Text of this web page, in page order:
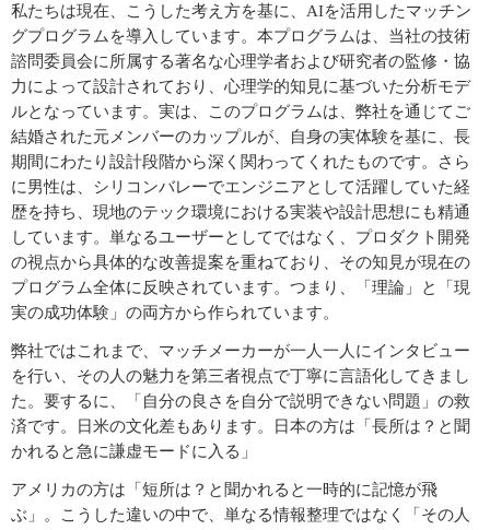
私たちは現在、こうした考え方を基に、AIを活用したマッチン
グプログラムを導入しています。本プログラムは、当社の技術
諮問委員会に所属する著名な心理学者および研究者の監修・協
力によって設計されており、心理学的知見に基づいた分析モデ
ルとなっています。実は、このプログラムは、弊社を通じてご
結婚された元メンバーのカップルが、自身の実体験を基に、長
期間にわたり設計段階から深く関わってくれたものです。さら
に男性は、シリコンバレーでエンジニアとして活躍していた経
歴を持ち、現地のテック環境における実装や設計思想にも精通
しています。単なるユーザーとしてではなく、プロダクト開発
の視点から具体的な改善提案を重ねており、その知見が現在の
プログラム全体に反映されています。つまり、「理論」と「現
実の成功体験」の両方から作られています。
弊社ではこれまで、マッチメーカーが一人一人にインタビュー
を行い、その人の魅力を第三者視点で丁寧に言語化してきまし
た。要するに、「自分の良さを自分で説明できない問題」の救
済です。日米の文化差もあります。日本の方は「長所は？と聞
かれると急に謙虚モードに入る」
アメリカの方は「短所は？と聞かれると一時的に記憶が飛
ぶ」。こうした違いの中で、単なる情報整理ではなく「その人